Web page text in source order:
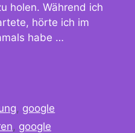
holen. Während ich
hörte ich im
habe …
, google
, google